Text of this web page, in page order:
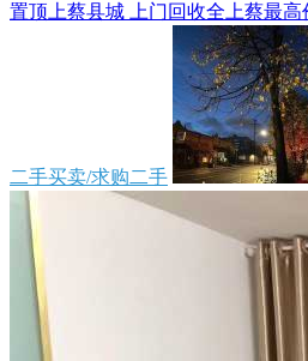
置顶 上蔡县城 上门回收全上蔡最
二手买卖/求购二手